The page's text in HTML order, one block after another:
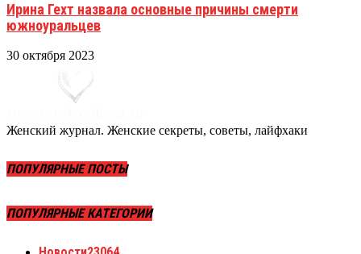
Ирина Гехт назвала основные причины смерти
южноуральцев
30 октября 2023
Женский журнал. Женские секреты, советы, лайфхаки
ПОПУЛЯРНЫЕ ПОСТЫ
ПОПУЛЯРНЫЕ КАТЕГОРИИ